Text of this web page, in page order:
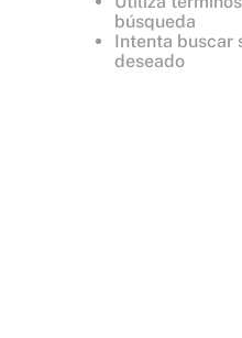
búsqueda
Intenta buscar
deseado